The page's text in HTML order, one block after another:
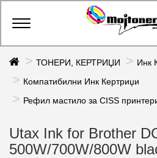
Toggle
ТОНЕРИ, КЕРТРИЏИ
Инк
Компатибилни Инк Кертриџи
Рефил мастило за CISS
Utax Ink for Brother
500W/700W/800W